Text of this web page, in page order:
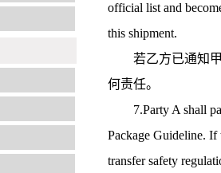
official list and
this shipment.
若乙方已通知甲
何责任。
7.Party A shall
Package Guideline. If
transfer safety